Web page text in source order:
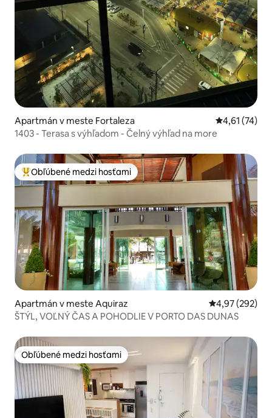
Apartmán v meste Fortaleza Priemerné
4,61 (74)
1403 - Terasa s výhľadom - Čelný výhľad na more
Najobľúbenejšie medzi hosťami
Obľúbené medzi hosťami
Apartmán v meste Aquiraz Priemerné
4,97 (292)
ŠTÝL, VOĽNÝ ČAS A POHODLIE V PORTO DAS DUNAS
Obľúbené medzi hosťami
Obľúbené medzi hosťami